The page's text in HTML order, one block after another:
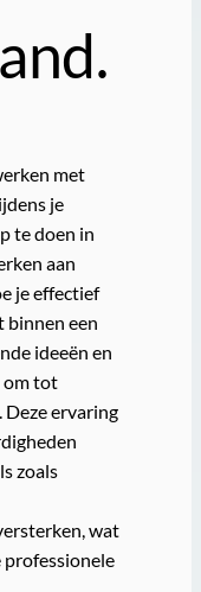
met
je
te doen in
aan
je effectief
binnen een
ideeën en
om tot
Deze ervaring
zoals
wat
professionele